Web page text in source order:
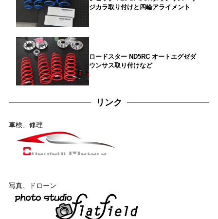
ジカラ取り付けと四輪アライメント
ロードスター ND5RC オートエグゼダ
ウンサス取り付けなど
リンク
車検、修理
写真、ドローン